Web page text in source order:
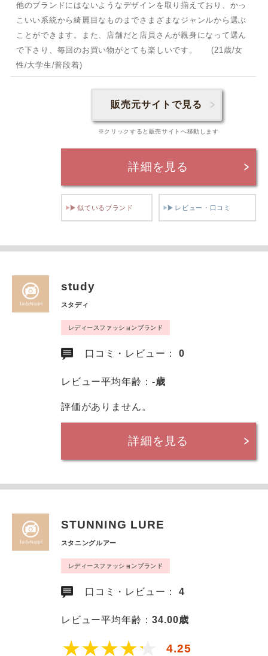
他のブランドにはないようなデザインを取り揃えており、かっ
こいい系統から綺麗目なものまでさまざまなジャンルから選ぶ
ことができます。また、店舗だと店員さんが親身になって選ん
で下さり、毎回のお買い物がとても楽しいです。 (21歳/女
性/大学生/普段着)
販売元サイトで見る
※クリックすると販売サイトへ移動します
詳細を見る
似ているブランド レビュー・口コミ
study
スタディ
レディースファッションブランド
口コミ・レビュー：0
レビュー平均年齢：-歳
評価がありません。
詳細を見る
STUNNING LURE
スタニングルアー
レディースファッションブランド
口コミ・レビュー：4
レビュー平均年齢：34.00歳
4.25